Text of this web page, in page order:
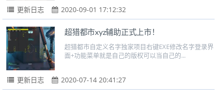
更新日志 2020-09-01 17:12:32
超猎都市xyz辅助正式上市！
超猎都市自定义名字独家项目右键EXE修改名字登录界
面+功能菜单就是自己的版权可以当自己的...
更新日志 2020-07-14 20:41:27